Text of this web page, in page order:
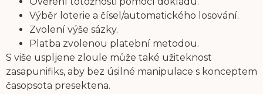
Výběr loterie a čísel/automatického losování.
Zvolení výše sázky.
Platba zvolenou platební metodou.
S više uspljene zloule může také užiteknost
zasapunifiks, aby bez úsilné manipulace s konceptem
časopsota presektena.